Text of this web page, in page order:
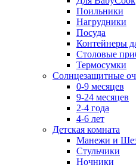
Поильники
Нагрудники
Посуда
Контейнеры
Столовые
Термосумки
Солнцезащитные
0-9 месяцев
9-24 месяцев
2-4 года
4-6 лет
Детская комната
Манежи и
Стульчики
Ночники